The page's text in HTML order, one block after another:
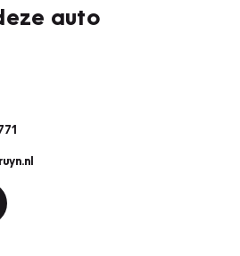
59 kW (80 PK) en een
topsnelheid van 171 km per uur
de 100 km/u in 11 seconden. Het
is gemiddeld 3,8 liter per
kg. De APK is geldig tot 31-03-
voor de volgende
auto